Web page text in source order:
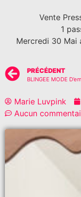
Vente
1
Mercredi 30 Mai
PRÉCÉDENT
BLINGEE MODE
Marie Luvpink
Aucun